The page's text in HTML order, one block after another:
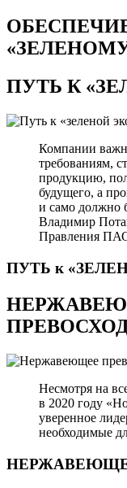
ПУТЬ К
Компании
требованиям,
продукцию,
будущего, а
и само должно
Владимир
Правления
ПУТЬ к
Несмотря на
в 2020 году
уверенное
необходимые